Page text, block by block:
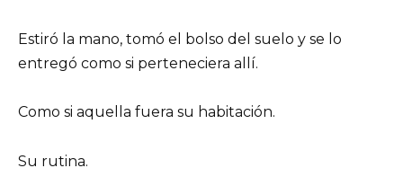
Estiró la mano, tomó el bolso del suelo y se lo
entregó como si perteneciera allí.
Como si aquella fuera su habitación.
Su rutina.